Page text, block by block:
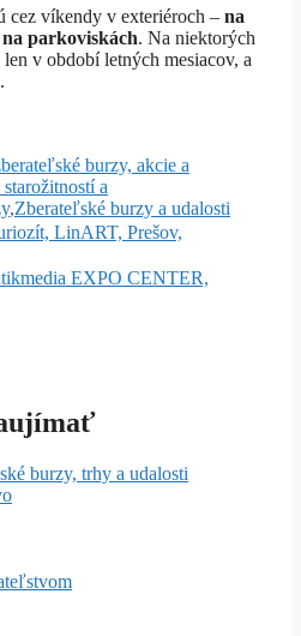
cez víkendy v exteriéroch – na
parkoviskách. Na niektorých
v období letných mesiacov, a
burzy, akcie a
a
,Zberateľské burzy a udalosti
LinART, Prešov,
EXPO CENTER,
burzy, trhy a udalosti